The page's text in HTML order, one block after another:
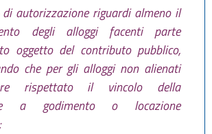
autorizzazione riguardi almeno il
degli alloggi facenti parte
oggetto del contributo pubblico,
che per gli alloggi non alienati
rispettato il vincolo della
a godimento o locazione